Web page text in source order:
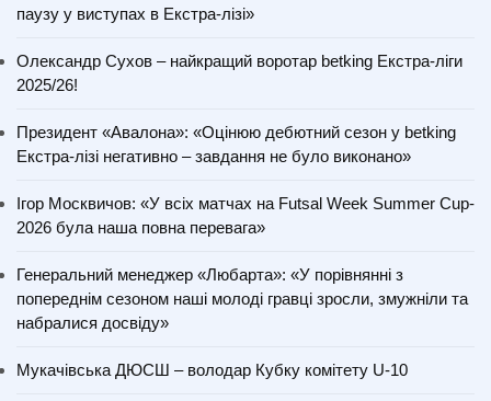
паузу у виступах в Екстра-лізі»
Олександр Сухов – найкращий воротар betking Екстра-ліги
2025/26!
Президент «Авалона»: «Оцінюю дебютний сезон у betking
Екстра-лізі негативно – завдання не було виконано»
Ігор Москвичов: «У всіх матчах на Futsal Week Summer Cup-
2026 була наша повна перевага»
Генеральний менеджер «Любарта»: «У порівнянні з
попереднім сезоном наші молоді гравці зросли, змужніли та
набралися досвіду»
Мукачівська ДЮСШ – володар Кубку комітету U-10